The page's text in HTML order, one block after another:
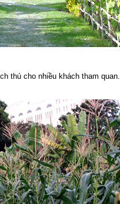
thú cho nhiều khách tham quan.